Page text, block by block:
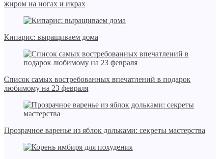
жиром на ногах и икрах
Кипарис: выращиваем дома
Список самых востребованных впечатлений в подарок
любимому на 23 февраля
Прозрачное варенье из яблок дольками: секреты мастерства